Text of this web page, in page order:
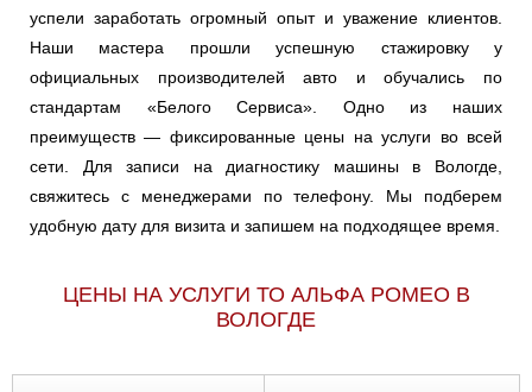
успели заработать огромный опыт и уважение клиентов.
Наши мастера прошли успешную стажировку у
официальных производителей авто и обучались по
стандартам «Белого Сервиса». Одно из наших
преимуществ — фиксированные цены на услуги во всей
сети. Для записи на диагностику машины в Вологде,
свяжитесь с менеджерами по телефону. Мы подберем
удобную дату для визита и запишем на подходящее время.
ЦЕНЫ НА УСЛУГИ ТО АЛЬФА РОМЕО В
ВОЛОГДЕ